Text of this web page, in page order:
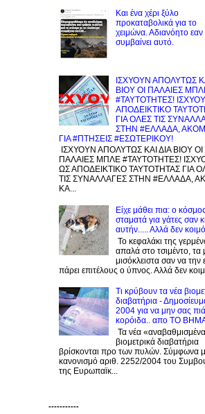
Και ένα χέρι ξύλο
προκαταβολικά για το
χειμώνα. Αδιανόητο
συμβαίνει αυτό.
ΙΣΧΥΟΥΝ ΑΠΟΛΥΤΩΣ
ΒΙΟΥ ΟΙ ΠΑΛΑΙΕΣ
#ΤΑΥΤΟΤΗΤΕΣ!
ΑΠΟΔΕΙΚΤΙΚΟ
ΓΙΑ ΟΛΕΣ ΤΙΣ
ΣΤΗΝ #ΕΛΛΑΔΑ,
ΓΙΑ #ΠΤΗΣΕΙΣ #ΕΣΩΤΕΡΙΚΟΥ!
ΙΣΧΥΟΥΝ ΑΠΟΛΥΤΩΣ ΚΑΙ ΔΙΑ ΒΙΟΥ ΟΙ
ΠΑΛΑΙΕΣ ΜΠΛΕ #ΤΑΥΤΟΤΗΤΕΣ!
ΩΣ ΑΠΟΔΕΙΚΤΙΚΟ ΤΑΥΤΟΤΗΤΑΣ ΓΙΑ
ΤΙΣ ΣΥΝΑΛΛΑΓΕΣ ΣΤΗΝ #ΕΛΛΑΔΑ,
ΚΑ...
Είχε μάθει πια: ο
σταματά για γάτες σαν
αυτήν..... Αλλά δεν
Το κεφαλάκι της
απαλά στο τσιμέντο, τα
μισόκλειστα σαν να την
πάρει επιτέλους ο ύπνος. Αλλά δεν
Τι κρύβουν τα νέα
διαβατήρια -
2004 για να μην σας
κορόιδα.. απο ΤΟ
Τα νέα
βιομετρικά διαβατήρια
βρίσκονται προ των πυλών. Σύμφωνα
κανονισμό αριθ. 2252/2004 του
της Ευρωπαϊκ...
-----------